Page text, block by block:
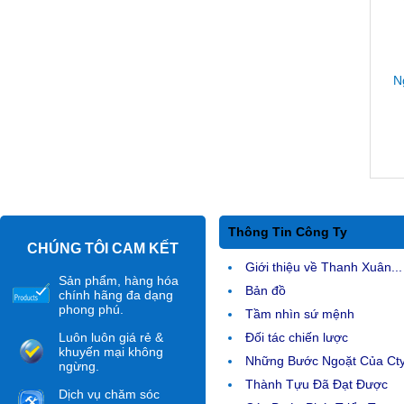
CHÚNG TÔI CAM KẾT
Sản phẩm, hàng hóa
chính hãng đa dạng
phong phú.
Luôn luôn giá rẻ &
khuyến mại không
ngừng.
Dịch vụ chăm sóc
Thông Tin Công Ty
Giới thiệu về Thanh Xuân...
Bản đồ
Tầm nhìn sứ mệnh
Đối tác chiến lược
Những Bước Ngoặt Của
Thành Tựu Đã Đạt Được